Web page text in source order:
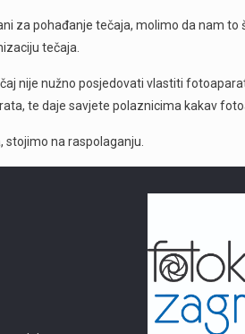
za pohađanje tečaja, molimo da nam to
tečaja.
nije nužno posjedovati vlastiti
te daje savjete polaznicima kakav
stojimo na raspolaganju.